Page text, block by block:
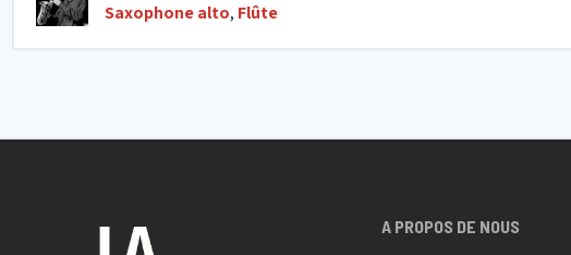
Saxophone alto, Flûte
A PROPOS DE NOUS